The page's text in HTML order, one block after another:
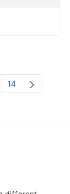
TAB toPages
Page
14